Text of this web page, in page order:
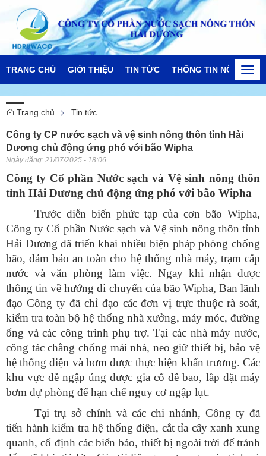
TRANG CHỦ GIỚI THIỆU TIN TỨC THÔNG TIN NỘI BỘ
Trang chủ Tin tức
Công ty CP nước sạch và vệ sinh nông thôn tỉnh Hải
Dương chủ động ứng phó với bão Wipha
Ngày đăng: 21/07/2025 - 18:06
Công ty Cổ phần Nước sạch và Vệ sinh nông thôn
tỉnh Hải Dương chủ động ứng phó với bão Wipha
Trước diễn biến phức tạp của cơn bão Wipha,
Công ty Cổ phần Nước sạch và Vệ sinh nông thôn tỉnh
Hải Dương đã triển khai nhiều biện pháp phòng chống
bão, đảm bảo an toàn cho hệ thống nhà máy, trạm cấp
nước và văn phòng làm việc. Ngay khi nhận được
thông tin về hướng di chuyển của bão Wipha, Ban lãnh
đạo Công ty đã chỉ đạo các đơn vị trực thuộc rà soát,
kiểm tra toàn bộ hệ thống nhà xưởng, máy móc, đường
ống và các công trình phụ trợ. Tại các nhà máy nước,
công tác chằng chống mái nhà, neo giữ thiết bị, bảo vệ
hệ thống điện và bơm được thực hiện khẩn trương. Các
khu vực dễ ngập úng được gia cố đê bao, lắp đặt máy
bơm dự phòng để hạn chế nguy cơ ngập lụt.
Tại trụ sở chính và các chi nhánh, Công ty đã
tiến hành kiểm tra hệ thống điện, cắt tỉa cây xanh xung
quanh, cố định các biển báo, thiết bị ngoài trời để tránh